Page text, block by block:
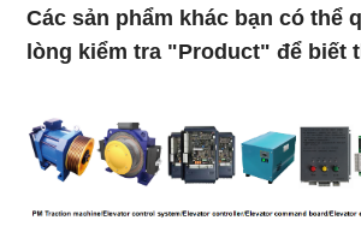
Các sản phẩm khác bạn có thể
lòng kiểm tra "Product" để biết